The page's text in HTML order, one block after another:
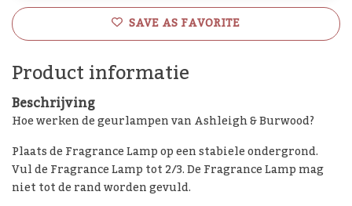
SAVE AS FAVORITE
Product informatie
Beschrijving
Hoe werken de geurlampen van Ashleigh & Burwood?
Plaats de Fragrance Lamp op een stabiele ondergrond.
Vul de Fragrance Lamp tot 2/3. De Fragrance Lamp mag
niet tot de rand worden gevuld.